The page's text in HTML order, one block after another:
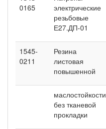
0165
электрические
резьбовые
Е27.ДП-01
1545-
0211
Резина
листовая
повышенной
маслостойкости
без тканевой
прокладки